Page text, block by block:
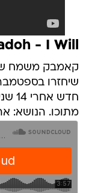
- I Will
קאמבק משמח
מתוכו. הנושא: